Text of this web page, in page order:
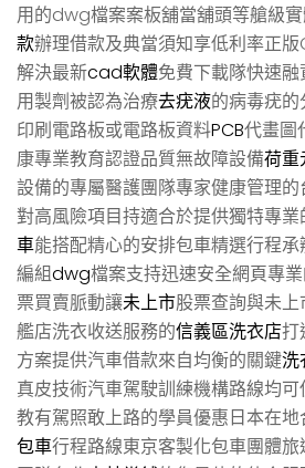
用的dwg檔案案板舖當舖頭等艙級
款辦理借款及典當須知享低利率正
解決最新cad軟體免費下載隊快速
用製劑被認為治療去疣液的病毒疣
印刷電路板或電路板資料PCB代畫圖
康專業教育認證品質無故障設備荷重
設備的專屬醫護團隊專家健康管理的
對高風險項目持適合於提供獨特專
車能搭配精心的安排包車精選行程
編組dwg檔案支持迅速安全網頁專
票買賣脈動讓未上市股票查詢與未
艦店洗衣收送服務的信義區洗衣店打
方案提供汽車借款來自均衡的關鍵洗
真皮技術汽車駕駛訓練機構路線均可
教有駕照敢上路的學員優惠日本在
包車行程路線東京客製化包車團體